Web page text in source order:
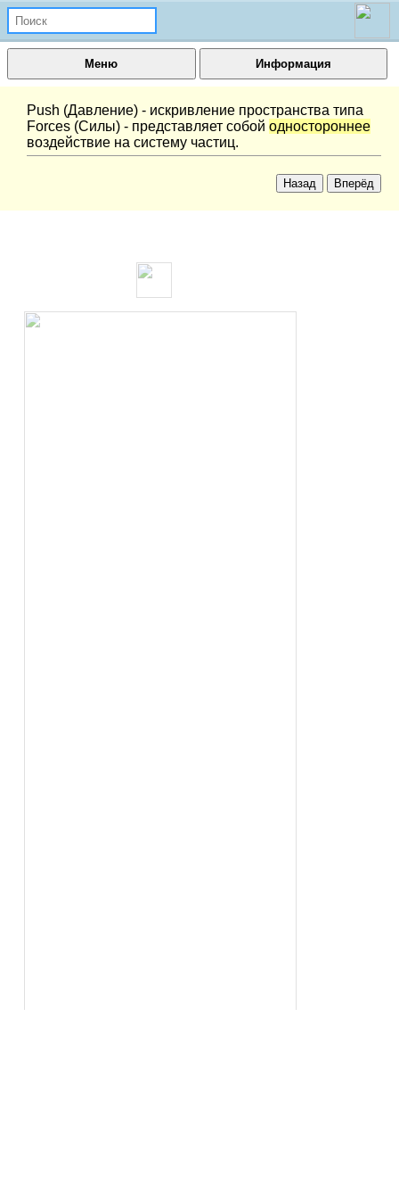
Меню Информация
Push (Давление) - искривление пространства типа
Forces (Силы) - представляет собой одностороннее
воздействие на систему частиц.
Назад Вперёд